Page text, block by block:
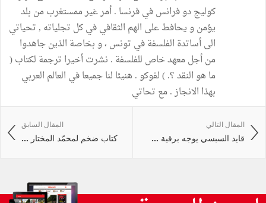
كوليج دو فرانس في فرنسا . أمر غير ممستغرب من بلد
يؤمن و يحافط على الهم الثقافي في كل تجلياته , تحياتي
الى أساتدة الفلسفة في تونس ، و بخاصة الذين جاهدوا
من أجل معهد خاص للفلسفة . نشرت أخيرا ترجمة لكتاب (
ما هو النقد ؟. ) لفوكو . هنيئا لنا جميعا في العالم العربي
بهذا الانجاز . مع تحاتي
المقال السابق
كتاب ضخم لمحمّد المختار ...
المقال التالي
قايد السبسي يوجه برقية ...